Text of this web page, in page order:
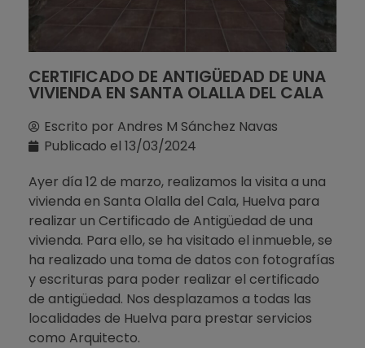
CERTIFICADO DE ANTIGÜEDAD DE UNA
VIVIENDA EN SANTA OLALLA DEL CALA
Escrito por Andres M Sánchez Navas
Publicado el 13/03/2024
Ayer día 12 de marzo, realizamos la visita a una
vivienda en Santa Olalla del Cala, Huelva para
realizar un Certificado de Antigüedad de una
vivienda. Para ello, se ha visitado el inmueble, se
ha realizado una toma de datos con fotografías
y escrituras para poder realizar el certificado
de antigüedad. Nos desplazamos a todas las
localidades de Huelva para prestar servicios
como Arquitecto.